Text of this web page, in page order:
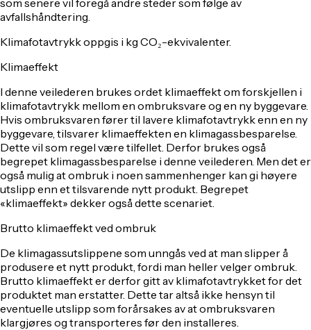
avfallshåndtering.
Klimafotavtrykk oppgis i kg CO₂-ekvivalenter.
Klimaeffekt
I denne veilederen brukes ordet klimaeffekt om forskjellen i
klimafotavtrykk mellom en ombruksvare og en ny byggevare.
Hvis ombruksvaren fører til lavere klimafotavtrykk enn en ny
byggevare, tilsvarer klimaeffekten en klimagassbesparelse.
Dette vil som regel være tilfellet. Derfor brukes også
begrepet klimagassbesparelse i denne veilederen. Men det er
også mulig at ombruk i noen sammenhenger kan gi høyere
utslipp enn et tilsvarende nytt produkt. Begrepet
«klimaeffekt» dekker også dette scenariet.
Brutto klimaeffekt ved ombruk
De klimagassutslippene som unngås ved at man slipper å
produsere et nytt produkt, fordi man heller velger ombruk.
Brutto klimaeffekt er derfor gitt av klimafotavtrykket for det
produktet man erstatter. Dette tar altså ikke hensyn til
eventuelle utslipp som forårsakes av at ombruksvaren
klargjøres og transporteres før den installeres.